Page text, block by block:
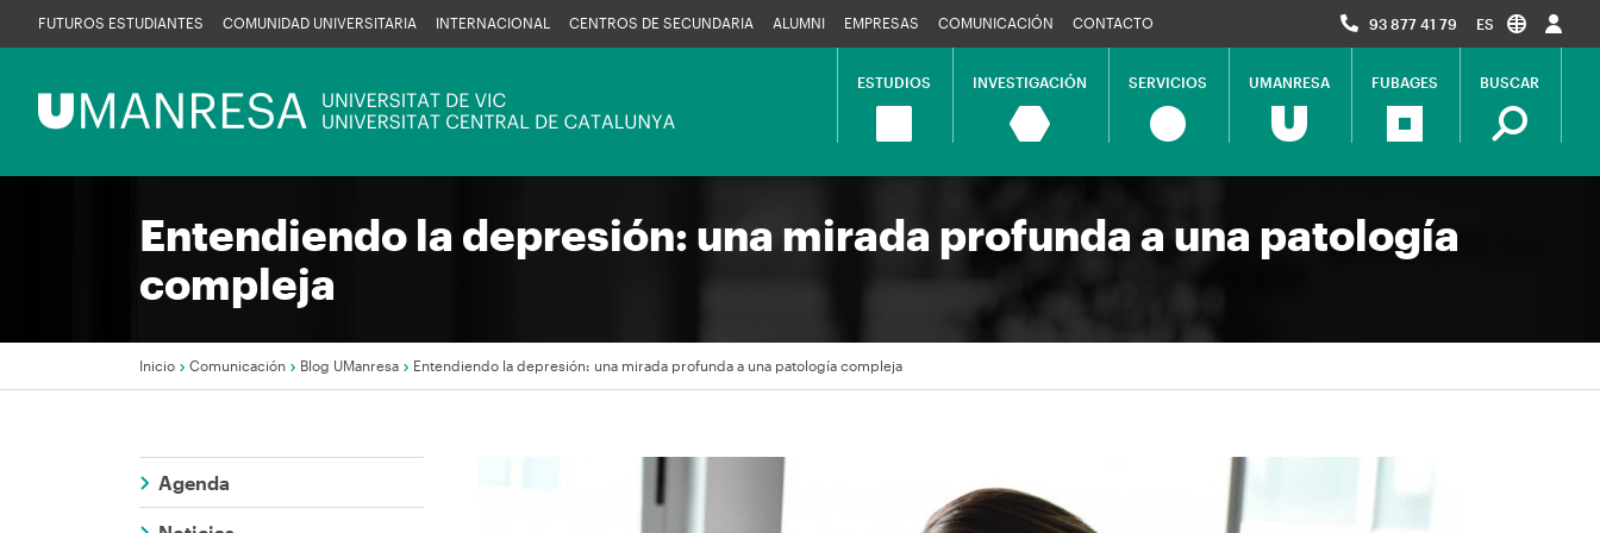
Pasar
al
Menú
UManresa
FUTUROS ESTUDIANTES COMUNIDAD UNIVERSITARIA INTERNACIONAL CENTROS DE SECUNDARIA ALUMNI EMPRESAS COMUNICACIÓN CONTACTO 93 877 41 79 ES
Navegació
principal
ESTUDIOS INVESTIGACIÓN SERVICIOS UMANRESA FUBAGES BUSCAR
Entendiendo la depresión: una mirada profunda a una patología
compleja
enlaces
Inicio Comunicación Blog UManresa Entendiendo la depresión: una mirada profunda a una patología compleja
Agenda